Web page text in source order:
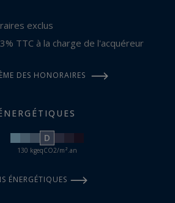
exclus
TTC à la charge de l'acquéreur
DES HONORAIRES
D
130 kgeqCO2/m².an
ÉNERGÉTIQUES